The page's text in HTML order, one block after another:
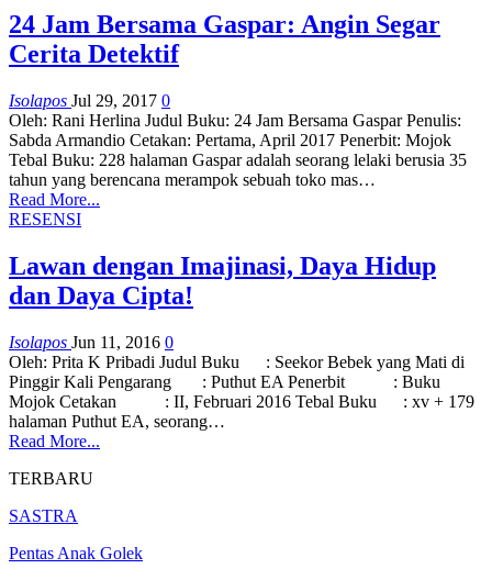
24 Jam Bersama Gaspar: Angin Segar
Cerita Detektif
Isolapos Jul 29, 2017 0
Oleh: Rani Herlina Judul Buku: 24 Jam Bersama Gaspar Penulis:
Sabda Armandio Cetakan: Pertama, April 2017 Penerbit: Mojok
Tebal Buku: 228 halaman Gaspar adalah seorang lelaki berusia 35
tahun yang berencana merampok sebuah toko mas…
Read More...
RESENSI
Lawan dengan Imajinasi, Daya Hidup
dan Daya Cipta!
Isolapos Jun 11, 2016 0
Oleh: Prita K Pribadi Judul Buku : Seekor Bebek yang Mati di
Pinggir Kali Pengarang : Puthut EA Penerbit : Buku
Mojok Cetakan : II, Februari 2016 Tebal Buku : xv + 179
halaman Puthut EA, seorang…
Read More...
TERBARU
SASTRA
Pentas Anak Golek